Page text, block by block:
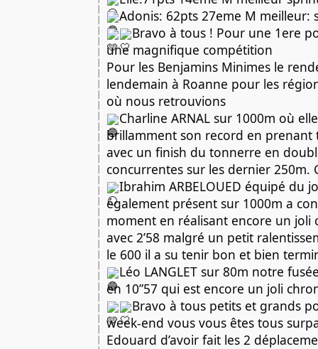
Adonis: 62pts 27eme M meilleur:
Bravo à tous ! Pour une 1ere
une magnifique compétition
Pour les Benjamins Minimes le
lendemain à Roanne pour les
où nous retrouvions
Charline ARNAL sur 1000m où
brillamment son record en prenant
avec un finish du tonnerre en
concurrentes sur les dernier 250m.
Ibrahim ARBELOUED équipé du
également présent sur 1000m a
moment en réalisant encore un joli
avec 2’58 malgré un petit
le 600 il a su tenir bon et bien
Léo LANGLET sur 80m notre
en 10”57 qui est encore un joli
Bravo à tous petits et grands
week-end vous vous êtes tous
Edouard d’avoir fait les 2